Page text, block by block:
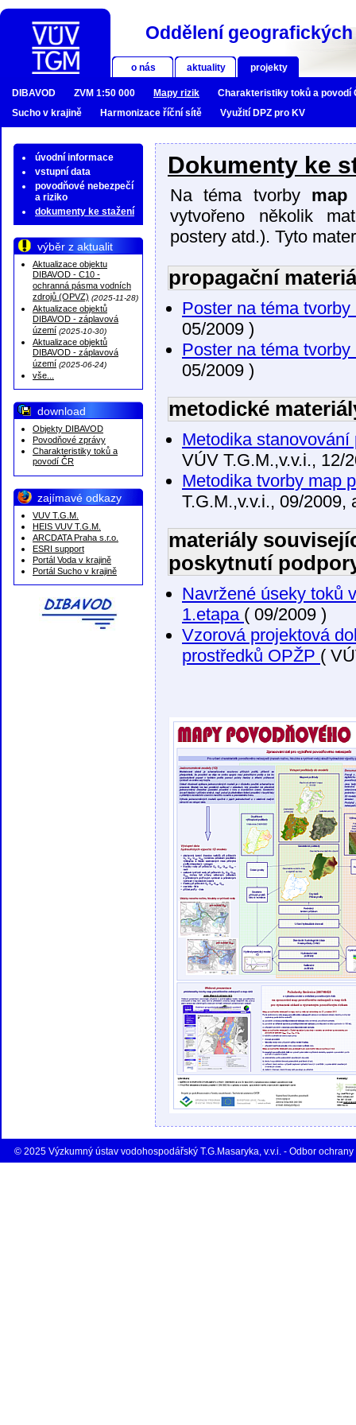
Oddělení
o nás aktuality projekty
DIBAVOD ZVM 1:50 000 Mapy rizik
Charakteristiky toků a povodí
Sucho v krajině
Harmonizace říční sítě Využití DPZ pro KV
úvodní informace
vstupní data
povodňové nebezpečí
a riziko
dokumenty ke stažení
výběr z aktualit
Aktualizace objektu
DIBAVOD - C10 -
ochranná pásma vodních
zdrojů (OPVZ) (2025-11-28)
Aktualizace objektů
DIBAVOD - záplavová
území (2025-10-30)
Aktualizace objektů
DIBAVOD - záplavová
území (2025-06-24)
vše...
download
Objekty DIBAVOD
Povodňové zprávy
Charakteristiky toků a
povodí ČR
zajímavé odkazy
VUV T.G.M.
HEIS VUV T.G.M.
ARCDATA Praha s.r.o.
ESRI support
Portál Voda v krajině
Portál Sucho v krajině
Dokumenty ke
Na téma tvorby map
vytvořeno několik
postery atd.). Tyto
propagační
Poster na téma
05/2009 )
Poster na téma
05/2009 )
metodické
Metodika
VÚV T.G.M.,v.v.i., 12/
Metodika tvorby map
T.G.M.,v.v.i., 09/
materiály
poskytnutí
Navržené úseky toků
1.etapa ( 09/2009 )
Vzorová projektová
prostředků OPŽP (
© 2025 Výzkumný ústav vodohospodářský T.G.Masaryka, v.v.i. - Odbor